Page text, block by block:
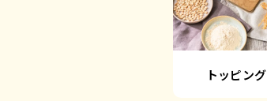
トッピング